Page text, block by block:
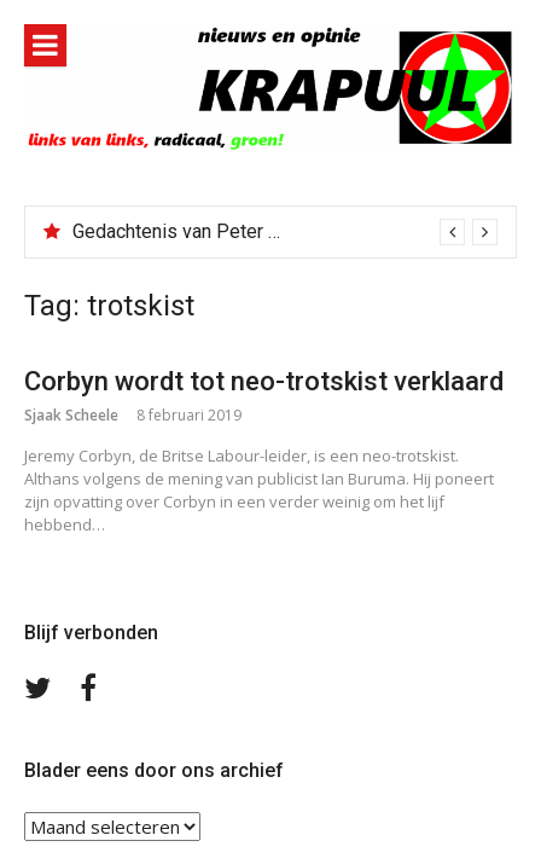
inhoud
Gedachtenis van Peter Faber
Tag: trotskist
Corbyn wordt tot neo-trotskist verklaard
Sjaak Scheele 8 februari 2019
Jeremy Corbyn, de Britse Labour-leider, is een neo-trotskist.
Althans volgens de mening van publicist Ian Buruma. Hij poneert
zijn opvatting over Corbyn in een verder weinig om het lijf
hebbend…
Blijf verbonden
Volg
Blader eens door ons archief
Blader